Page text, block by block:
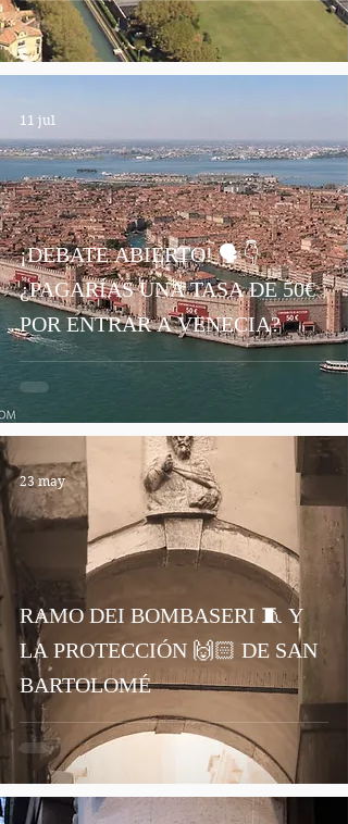
¡DEBATE ABIERTO! 🗣️👇
¿PAGARÍAS UNA TASA DE 50€
POR ENTRAR A VENECIA?
11 jul
RAMO DEI BOMBASERI 🧵 Y
LA PROTECCIÓN 🙌🏻 DE SAN
BARTOLOMÉ
23 may